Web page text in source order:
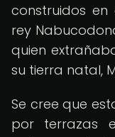
construidos
rey
quien
su tierra natal,
Se cree que
por terrazas